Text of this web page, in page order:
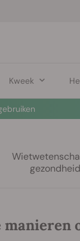
Kweek
gezondheid
manieren